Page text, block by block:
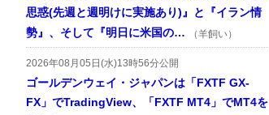
思惑(先週と週明けに実施あり)』と『イラン情
勢』、そして『明日に米国の…
（羊飼い）
2026年08月05日(水)13時56分公開
ゴールデンウェイ・ジャパンは「FXTF GX-
FX」でTradingView、「FXTF MT4」でMT4を